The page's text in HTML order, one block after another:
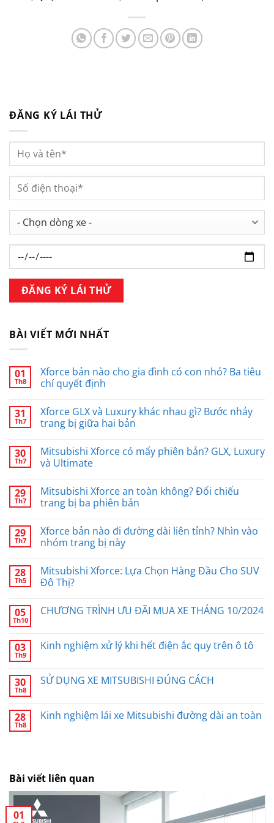
ĐĂNG KÝ LÁI THỬ
BÀI VIẾT MỚI NHẤT
01
Th8
Xforce bản nào cho gia đình có con nhỏ? Ba tiêu
chí quyết định
31
Th7
Xforce GLX và Luxury khác nhau gì? Bước nhảy
trang bị giữa hai bản
30
Th7
Mitsubishi Xforce có mấy phiên bản? GLX, Luxury
và Ultimate
29
Th7
Mitsubishi Xforce an toàn không? Đối chiếu
trang bị ba phiên bản
29
Th7
Xforce bản nào đi đường dài liên tỉnh? Nhìn vào
nhóm trang bị này
28
Th5
Mitsubishi Xforce: Lựa Chọn Hàng Đầu Cho SUV
Đô Thị?
05
Th10
CHƯƠNG TRÌNH ƯU ĐÃI MUA XE THÁNG 10/2024
03
Th9
Kinh nghiệm xử lý khi hết điện ắc quy trên ô tô
30
Th8
SỬ DỤNG XE MITSUBISHI ĐÚNG CÁCH
28
Th8
Kinh nghiệm lái xe Mitsubishi đường dài an toàn
Bài viết liên quan
01